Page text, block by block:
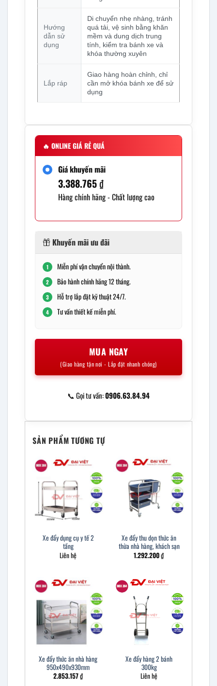
Hướng
dẫn sử
dụng
Di chuyển nhẹ nhàng, tránh
quá tải, vệ sinh bằng khăn
mềm và dung dịch trung
tính, kiểm tra bánh xe và
khóa thường xuyên
Lắp ráp
Giao hàng hoàn chỉnh, chỉ
cần mở khóa bánh xe để sử
dụng
🔥 ONLINE GIÁ RẺ QUÁ
Giá khuyến mãi
3.388.765₫
Hàng chính hãng - Chất lượng cao
Khuyến mãi ưu đãi
1 Miễn phí vận chuyển nội thành.
2 Bảo hành chính hãng 12 tháng.
3 Hỗ trợ lắp đặt kỹ thuật 24/7.
4 Tư vấn thiết kế miễn phí.
MUA NGAY
(Giao hàng tận nơi - Lắp đặt nhanh chóng)
📞 Gọi tư vấn:0906.63.84.94
SẢN PHẨM TƯƠNG TỰ
Xe đẩy dụng cụ y tế 2
tầng
Liên hệ
Xe đẩy thu dọn thức ăn
thừa nhà hàng, khách sạn
1.292.200₫
Xe đẩy thức ăn nhà hàng
950x490x930mm
2.853.157₫
Xe đẩy hàng 2 bánh
300kg
Liên hệ